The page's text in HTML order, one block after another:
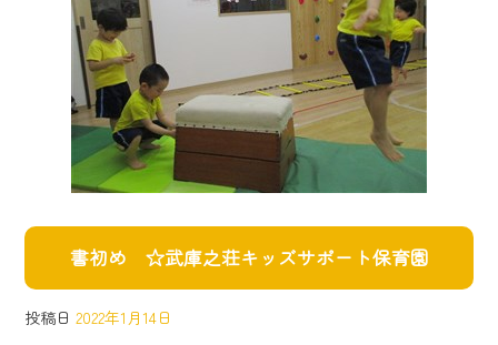
書初め ☆武庫之荘キッズサポート保育園
投稿日 2022年1月14日